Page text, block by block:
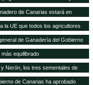
de Canarias estará en
la UE que todos los agricultores
en el POSEI
de Ganadería del Gobierno
equilibrado
Nerón, los tres sementales de
de Canarias ha aprobado